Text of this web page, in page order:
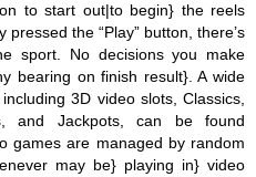
to start out|to begin} the reels
pressed the “Play” button, there’s
sport. No decisions you make
bearing on finish result}. A wide
3D video slots, Classics,
and Jackpots, can be found
games are managed by random
may be} playing in} video